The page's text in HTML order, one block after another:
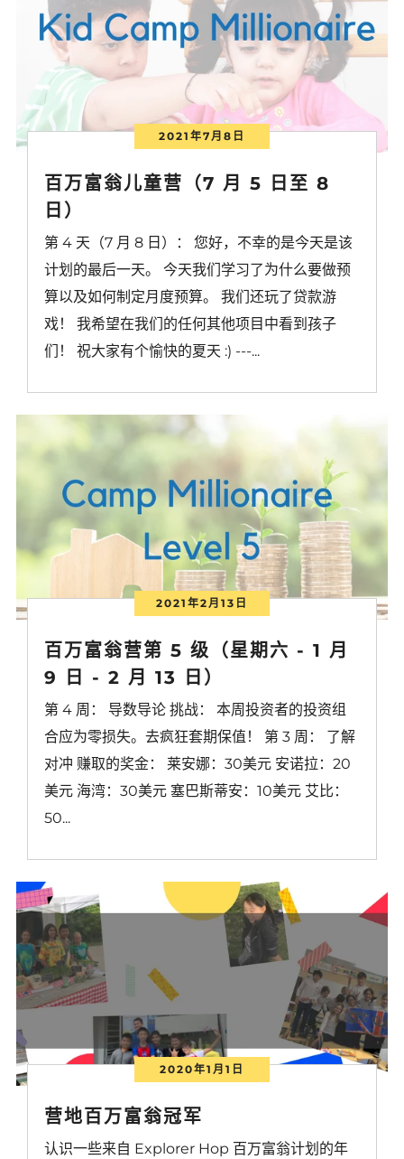
2021年7月8日
百万富翁儿童营（7 月 5 日至 8
日）
第 4 天（7 月 8 日）： 您好，不幸的是今天是该
计划的最后一天。 今天我们学习了为什么要做预
算以及如何制定月度预算。 我们还玩了贷款游
戏！ 我希望在我们的任何其他项目中看到孩子
们！ 祝大家有个愉快的夏天 :) ---...
2021年2月13日
百万富翁营第 5 级（星期六 - 1 月
9 日 - 2 月 13 日）
第 4 周： 导数导论 挑战： 本周投资者的投资组
合应为零损失。去疯狂套期保值！ 第 3 周： 了解
对冲 赚取的奖金： 莱安娜：30美元 安诺拉：20
美元 海湾：30美元 塞巴斯蒂安：10美元 艾比：
50...
2020年1月1日
营地百万富翁冠军
认识一些来自 Explorer Hop 百万富翁计划的年